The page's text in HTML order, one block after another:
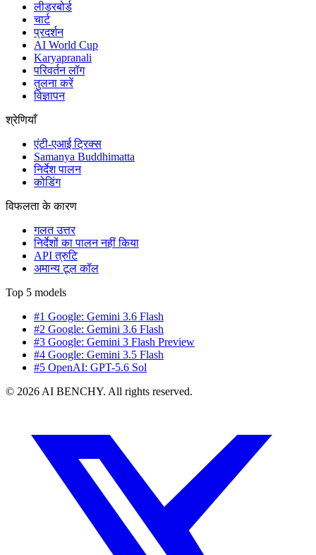
लीडरबोर्ड
चार्ट
प्रदर्शन
AI World Cup
Karyapranali
परिवर्तन लॉग
तुलना करें
विज्ञापन
श्रेणियाँ
एंटी-एआई ट्रिक्स
Samanya Buddhimatta
निर्देश पालन
कोडिंग
विफलता के कारण
गलत उत्तर
निर्देशों का पालन नहीं किया
API त्रुटि
अमान्य टूल कॉल
Top 5 models
#1 Google: Gemini 3.6 Flash
#2 Google: Gemini 3.6 Flash
#3 Google: Gemini 3 Flash Preview
#4 Google: Gemini 3.5 Flash
#5 OpenAI: GPT-5.6 Sol
© 2026 AI BENCHY. All rights reserved.